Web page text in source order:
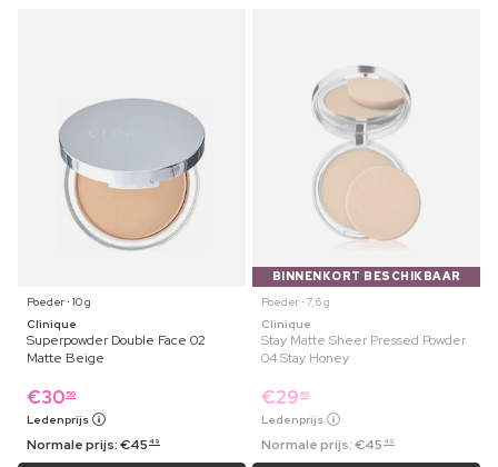
Poeder ⋅ 10 g
Clinique
Superpowder Double Face 02
Matte Beige
€30 59
Ledenprijs
Normale prijs:€45 49
BINNENKORT BESCHIKBAAR
Poeder ⋅ 7,6 g
Clinique
Stay Matte Sheer Pressed Powder
04 Stay Honey
€29 69
Ledenprijs
Normale prijs:€45 49